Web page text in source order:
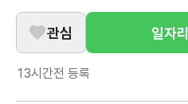
관심 일자
13시간전 등록